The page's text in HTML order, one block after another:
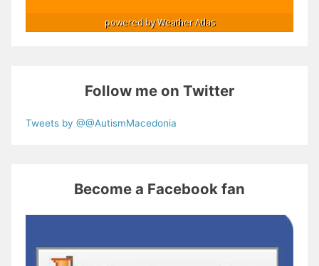
powered byWeather Atlas
Follow me on Twitter
Tweets by @@AutismMacedonia
Become a Facebook fan